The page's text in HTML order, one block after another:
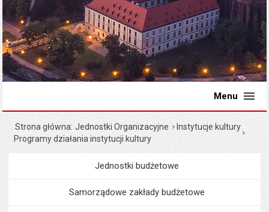
Menu
Strona główna Jednostki Organizacyjne
Instytucje kultury
Programy działania instytucji kultury
MenuJednostki Organizacyjne
Jednostki budżetowe
Samorządowe zakłady budżetowe